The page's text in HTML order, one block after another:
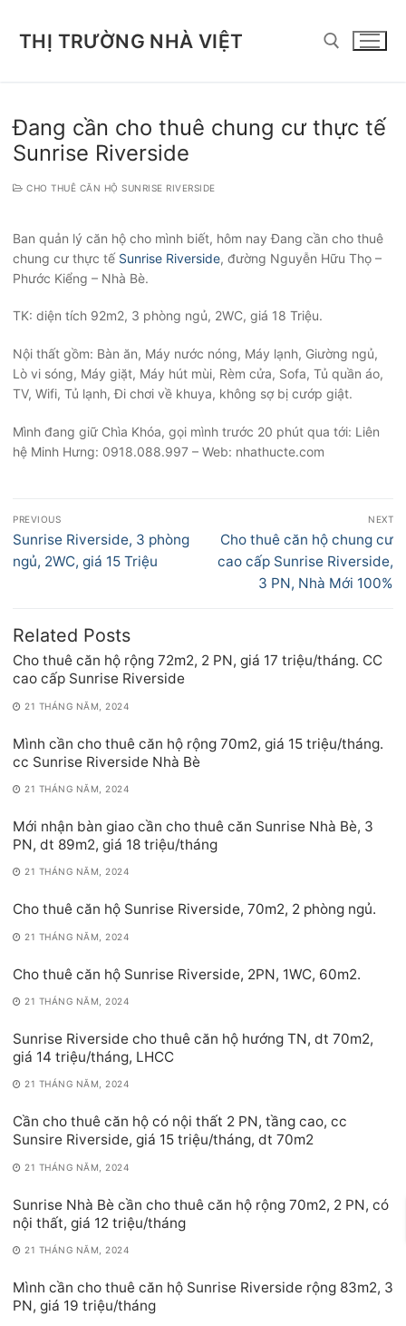
THỊ TRƯỜNG NHÀ VIỆT
Đang cần cho thuê chung cư thực tế
Sunrise Riverside
CHO THUÊ CĂN HỘ SUNRISE RIVERSIDE
Ban quản lý căn hộ cho mình biết, hôm nay Đang cần cho thuê
chung cư thực tế Sunrise Riverside, đường Nguyễn Hữu Thọ –
Phước Kiểng – Nhà Bè.
TK: diện tích 92m2, 3 phòng ngủ, 2WC, giá 18 Triệu.
Nội thất gồm: Bàn ăn, Máy nước nóng, Máy lạnh, Giường ngủ,
Lò vi sóng, Máy giặt, Máy hút mùi, Rèm cửa, Sofa, Tủ quần áo,
TV, Wifi, Tủ lạnh, Đi chơi về khuya, không sợ bị cướp giật.
Mình đang giữ Chìa Khóa, gọi mình trước 20 phút qua tới: Liên
hệ Minh Hưng: 0918.088.997 – Web: nhathucte.com
Điều
hướng
bài
PREVIOUS
Previous
post:
Sunrise Riverside, 3 phòng
ngủ, 2WC, giá 15 Triệu
NEXT
Next
post:
Cho thuê căn hộ chung cư
cao cấp Sunrise Riverside,
3 PN, Nhà Mới 100%
Related Posts
Cho thuê căn hộ rộng 72m2, 2 PN, giá 17 triệu/tháng. CC
cao cấp Sunrise Riverside
21 THÁNG NĂM, 2024
Mình cần cho thuê căn hộ rộng 70m2, giá 15 triệu/tháng.
cc Sunrise Riverside Nhà Bè
21 THÁNG NĂM, 2024
Mới nhận bàn giao cần cho thuê căn Sunrise Nhà Bè, 3
PN, dt 89m2, giá 18 triệu/tháng
21 THÁNG NĂM, 2024
Cho thuê căn hộ Sunrise Riverside, 70m2, 2 phòng ngủ.
21 THÁNG NĂM, 2024
Cho thuê căn hộ Sunrise Riverside, 2PN, 1WC, 60m2.
21 THÁNG NĂM, 2024
Sunrise Riverside cho thuê căn hộ hướng TN, dt 70m2,
giá 14 triệu/tháng, LHCC
21 THÁNG NĂM, 2024
Cần cho thuê căn hộ có nội thất 2 PN, tầng cao, cc
Sunsire Riverside, giá 15 triệu/tháng, dt 70m2
21 THÁNG NĂM, 2024
Sunrise Nhà Bè cần cho thuê căn hộ rộng 70m2, 2 PN, có
nội thất, giá 12 triệu/tháng
21 THÁNG NĂM, 2024
Mình cần cho thuê căn hộ Sunrise Riverside rộng 83m2, 3
PN, giá 19 triệu/tháng